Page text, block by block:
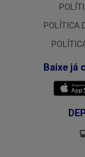
POLÍTICA
Baixe já